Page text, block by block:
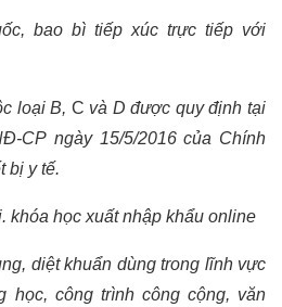
bao bì tiếp xúc trực tiếp với
loại B, C và D được quy định tại
CP ngày 15/5/2016 của Chính
bị y tế.
khóa học xuất nhập khẩu online
diệt khuẩn dùng trong lĩnh vực
học, công trình công cộng, văn